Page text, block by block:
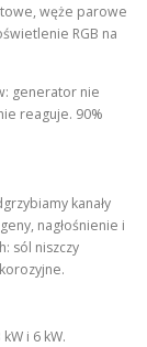
węże parowe
RGB na
generator nie
reaguje. 90%
kanały
nagłośnienie i
sól niszczy
i 6 kW.